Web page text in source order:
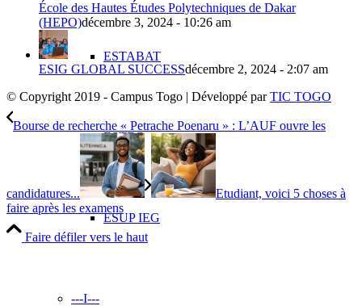
ESTABAT
ESTEG
ESUP IEG
---I---
École des Hautes Études Polytechniques de Dakar
(HEPO)décembre 3, 2024 - 10:26 am
ESIG GLOBAL SUCCESSdécembre 2, 2024 - 2:07 am
© Copyright 2019 - Campus Togo | Développé parTIC TOGO
Bourse de recherche « Petrache Poenaru » : L’AUF ouvre les
candidatures...
Etudiant, voici 5 choses à
faire après les examens
Faire défiler vers le haut